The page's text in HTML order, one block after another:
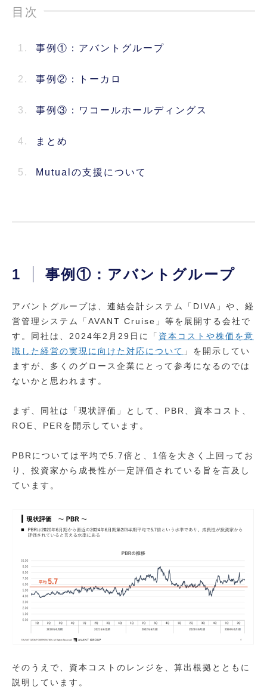
目次
1. 事例①：アバントグループ
2. 事例②：トーカロ
3. 事例③：ワコールホールディングス
4. まとめ
5. Mutualの支援について
1 事例①：アバントグループ
アバントグループは、連結会計システム「DIVA」や、経
営管理システム「AVANT Cruise」等を展開する会社で
す。同社は、2024年2月29日に「 資本コストや株価を意
識した経営の実現に向けた対応について 」を開示してい
ますが、多くのグロース企業にとって参考になるのでは
ないかと思われます。
まず、同社は「現状評価」として、PBR、資本コスト、
ROE、PERを開示しています。
PBRについては平均で5.7倍と、1倍を大きく上回ってお
り、投資家から成長性が一定評価されている旨を言及し
ています。
そのうえで、資本コストのレンジを、算出根拠とともに
説明しています。